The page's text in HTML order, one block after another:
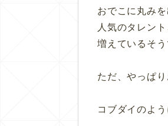
おでこに丸み
人気のタレン
増えているそう
ただ、やっぱ
コブダイのよ